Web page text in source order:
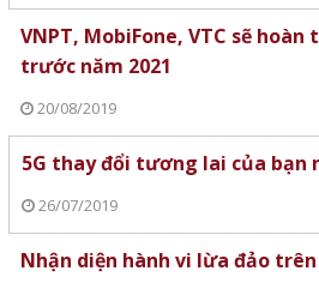
VNPT, MobiFone, VTC sẽ hoàn
trước năm 2021
20/08/2019
5G thay đổi tương lai của bạn
26/07/2019
Nhận diện hành vi lừa đảo